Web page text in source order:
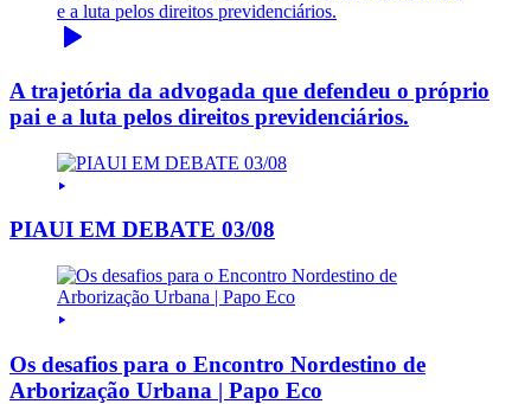
A trajetória da advogada que defendeu o próprio
pai e a luta pelos direitos previdenciários.
PIAUI EM DEBATE 03/08
Os desafios para o Encontro Nordestino de
Arborização Urbana | Papo Eco